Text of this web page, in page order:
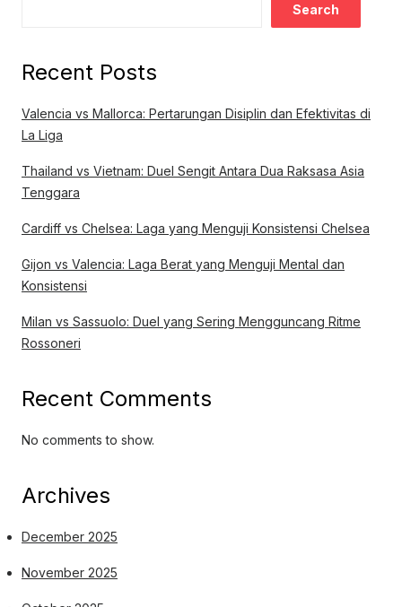
Search
Recent Posts
Valencia vs Mallorca: Pertarungan Disiplin dan Efektivitas di
La Liga
Thailand vs Vietnam: Duel Sengit Antara Dua Raksasa Asia
Tenggara
Cardiff vs Chelsea: Laga yang Menguji Konsistensi Chelsea
Gijon vs Valencia: Laga Berat yang Menguji Mental dan
Konsistensi
Milan vs Sassuolo: Duel yang Sering Mengguncang Ritme
Rossoneri
Recent Comments
No comments to show.
Archives
December 2025
November 2025